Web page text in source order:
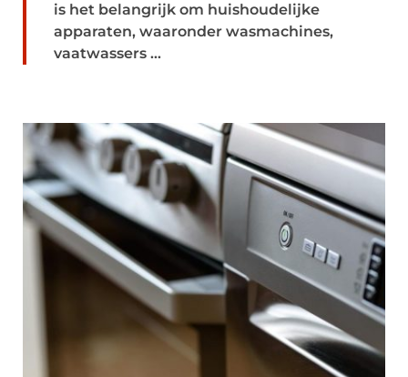
is het belangrijk om huishoudelijke
apparaten, waaronder wasmachines,
vaatwassers ...